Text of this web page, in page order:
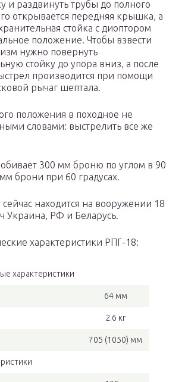
раздвинуть трубы до полного
открывается передняя крышка, а
стойка с диоптором
положение. Чтобы взвести
нужно повернуть
стойку до упора вниз, а после
производится при помощи
рычаг шептала.
положения в походное не
словами: выстрелить все же
300 мм броню по углом в 90
брони при 60 градусах.
находится на вооружении 18
Украина, РФ и Беларусь.
характеристики РПГ-18:
характеристики
64 мм
2.6 кг
705 (1050) мм